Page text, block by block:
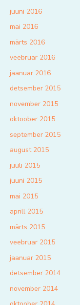
juuni 2016
mai 2016
märts 2016
veebruar 2016
jaanuar 2016
detsember 2015
november 2015
oktoober 2015
september 2015
august 2015
juuli 2015
juuni 2015
mai 2015
aprill 2015
märts 2015
veebruar 2015
jaanuar 2015
detsember 2014
november 2014